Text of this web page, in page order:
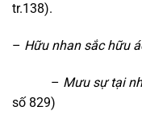
tr.138).
– Hữu nhan sắc hữu
– Mưu sự tại
số 829)